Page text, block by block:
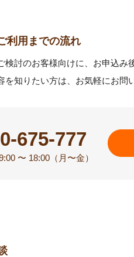
利用までの流れ
検討のお客様向けに、お申込み
を知りたい方は、お気軽にお問
675-777
〜 18:00（月〜金）